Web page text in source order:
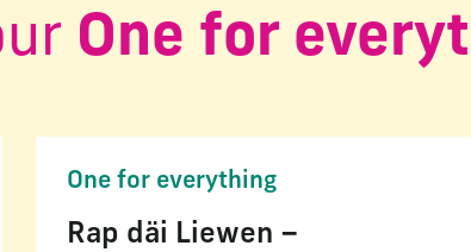
One for
One for everything
Rap däi Liewen –